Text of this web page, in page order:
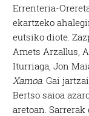
Errenteria-
ekartzeko
eutsiko diote.
Amets Arzallus,
Iturriaga, Jon
Xamoa. Gai
Bertso saioa
aretoan.